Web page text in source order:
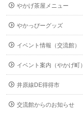
やかげ茶屋メニュー
やかっぴーグッズ
イベント情報（交流館）
イベント案内（やかげ町）
井原線DE得得市
交流館からのお知らせ